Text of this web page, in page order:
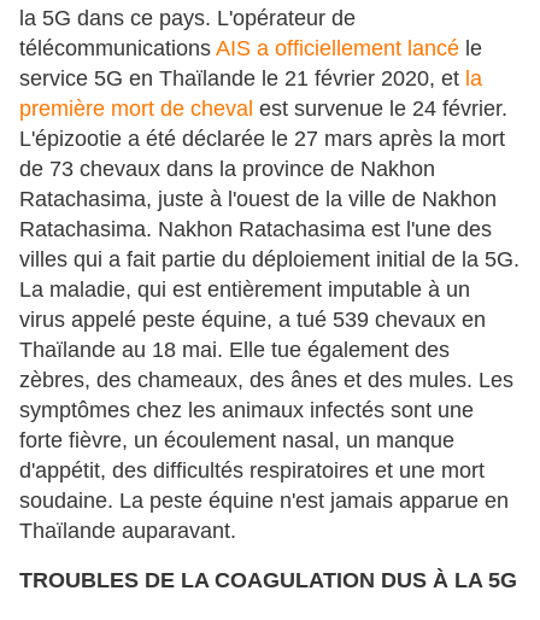
la 5G dans ce pays. L'opérateur de
télécommunications AIS a officiellement lancé le
service 5G en Thaïlande le 21 février 2020, et la
première mort de cheval est survenue le 24 février.
L'épizootie a été déclarée le 27 mars après la mort
de 73 chevaux dans la province de Nakhon
Ratachasima, juste à l'ouest de la ville de Nakhon
Ratachasima. Nakhon Ratachasima est l'une des
villes qui a fait partie du déploiement initial de la 5G.
La maladie, qui est entièrement imputable à un
virus appelé peste équine, a tué 539 chevaux en
Thaïlande au 18 mai. Elle tue également des
zèbres, des chameaux, des ânes et des mules. Les
symptômes chez les animaux infectés sont une
forte fièvre, un écoulement nasal, un manque
d'appétit, des difficultés respiratoires et une mort
soudaine. La peste équine n'est jamais apparue en
Thaïlande auparavant.
TROUBLES DE LA COAGULATION DUS À LA 5G